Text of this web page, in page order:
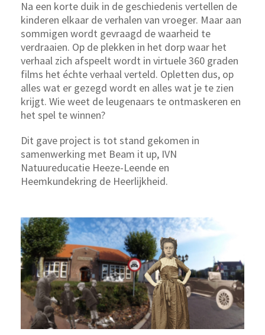
Na een korte duik in de geschiedenis vertellen de
kinderen elkaar de verhalen van vroeger. Maar aan
sommigen wordt gevraagd de waarheid te
verdraaien. Op de plekken in het dorp waar het
verhaal zich afspeelt wordt in virtuele 360 graden
films het échte verhaal verteld. Opletten dus, op
alles wat er gezegd wordt en alles wat je te zien
krijgt. Wie weet de leugenaars te ontmaskeren en
het spel te winnen?
Dit gave project is tot stand gekomen in
samenwerking met Beam it up, IVN
Natuureducatie Heeze-Leende en
Heemkundekring de Heerlijkheid.